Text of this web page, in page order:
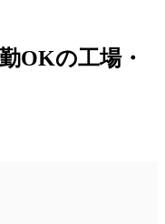
OKの工場・